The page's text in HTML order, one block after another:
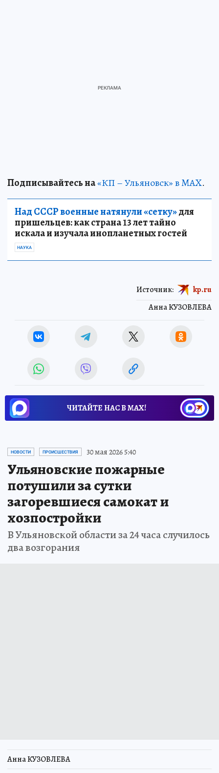
Подписывайтесь на«КП – Ульяновск» в MAX.
Над СССР военные натянули «сетку»для
пришельцев: как страна 13 лет тайно
искала и изучала инопланетных гостей
НАУКА
Анна КУЗОВЛЕВА
Источник: kp.ru
ЧИТАЙТЕ НАС В МАХ!
НОВОСТИ ПРОИСШЕСТВИЯ 30 мая 2026 5:40
Ульяновские пожарные
потушили за сутки
загоревшиеся самокат и
хозпостройки
В Ульяновской области за 24 часа случилось
два возгорания
Анна КУЗОВЛЕВА